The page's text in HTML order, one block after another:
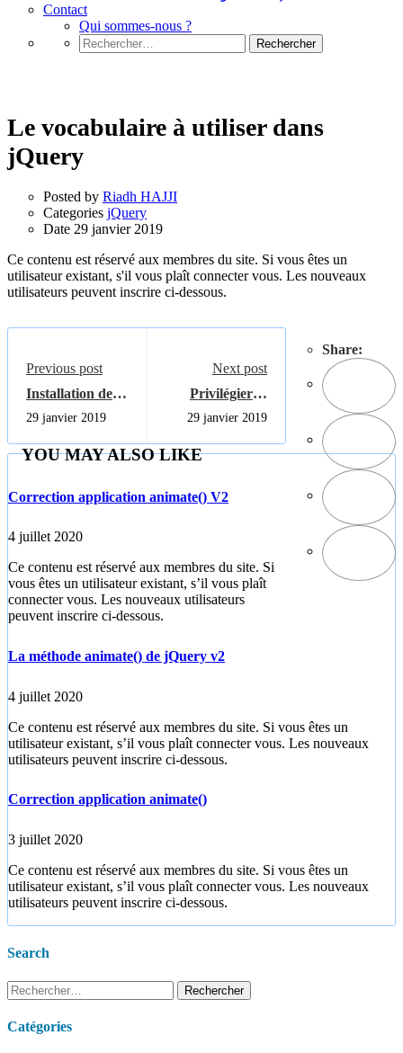
Contact
Qui sommes-nous ?
Rechercher :
Le vocabulaire à utiliser dans
jQuery
Posted by Riadh HAJJI
Categories jQuery
Date 29 janvier 2019
Ce contenu est réservé aux membres du site. Si vous êtes un
utilisateur existant, s'il vous plaît connecter vous. Les nouveaux
utilisateurs peuvent inscrire ci-dessous.
Share:
Previous post
Installation de
jQuery
29 janvier 2019
Next post
Privilégier la
compétence aux
connaissances
29 janvier 2019
YOU MAY ALSO LIKE
Correction application animate() V2
4 juillet 2020
Ce contenu est réservé aux membres du site. Si
vous êtes un utilisateur existant, s’il vous plaît
connecter vous. Les nouveaux utilisateurs
peuvent inscrire ci-dessous.
La méthode animate() de jQuery v2
4 juillet 2020
Ce contenu est réservé aux membres du site. Si vous êtes un
utilisateur existant, s’il vous plaît connecter vous. Les nouveaux
utilisateurs peuvent inscrire ci-dessous.
Correction application animate()
3 juillet 2020
Ce contenu est réservé aux membres du site. Si vous êtes un
utilisateur existant, s’il vous plaît connecter vous. Les nouveaux
utilisateurs peuvent inscrire ci-dessous.
Search
Rechercher :
Catégories